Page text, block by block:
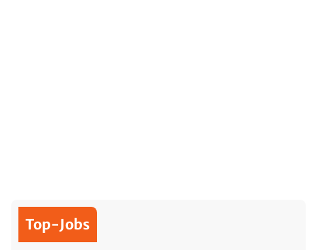
Top-Jobs